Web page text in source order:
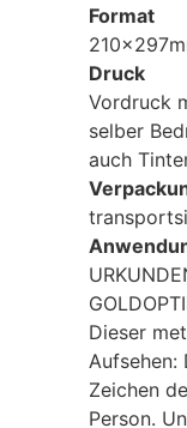
Format
Druck
Vordruck
selber
auch
Dieser
Aufsehen:
Zeichen
Person.